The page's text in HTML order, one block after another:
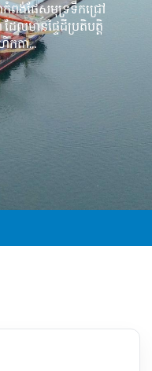
ពង់ផែ​សមុទ្រ​ទឹក​ជ្រៅ​
ែល​មាន​ផ្ទៃដី​ប្រតិបត្តិ​
កតា...